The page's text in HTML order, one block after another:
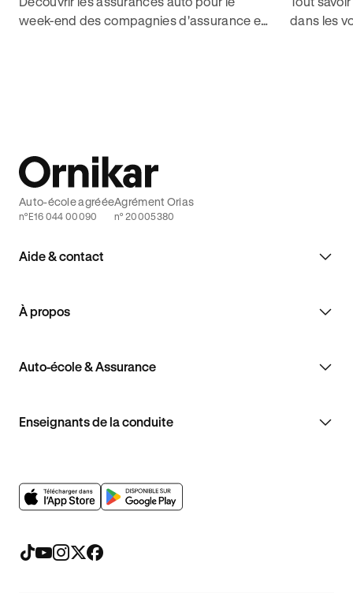
week-end des compagnies d'assurance et
dans les
Aide & contact
À propos
Auto-école & Assurance
Enseignants de la conduite
Auto-école agréée
n°E16 044 00090
Agrément Orias
n° 20005380